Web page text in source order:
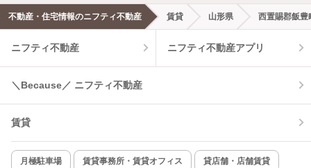
エアコンあり 都市ガス
温水洗浄便座 オートロック
コンロ2口以上
新着のみ インターネット無料
不動産・住宅情報のニフティ不動産 賃貸 山形県 西置賜郡飯豊
ニフティ不動産 ニフティ不動産アプリ
＼Because／ ニフティ不動産
賃貸
月極駐車場 賃貸事務所・賃貸オフィス 貸店舗・店舗賃貸